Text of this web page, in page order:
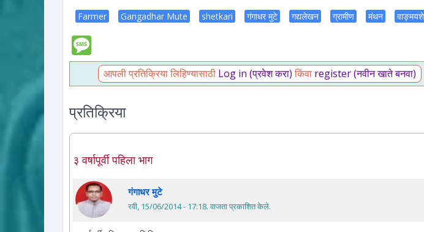
Farmer Gangadhar Mute shetkari गंगाधर मुटे गद्यलेखन ग्रामीण मंथन
आपली प्रतिक्रिया लिहिण्यासाठी Log in (प्रवेश करा)किंवा register (नवीन खाते बनवा)
प्रतिक्रिया
३ वर्षापूर्वी पहिला भाग
गंगाधर मुटे
रवी, 15/06/2014 - 17:18. वाजता प्रकाशित केले.